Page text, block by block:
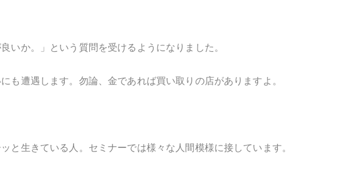
いか。」という質問を受けるようになりました。
も遭遇します。勿論、金であれば買い取りの店がありますよ。
と生きている人。セミナーでは様々な人間模様に接しています。